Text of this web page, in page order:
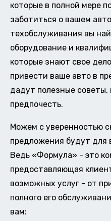
которые в полной мере
заботиться о вашем
техобслуживания вы
оборудование и
которые знают свое
привести ваше авто в
дадут полезные
предпочесть.
Можем с уверенностью
предложения будут для
Ведь «Формула» - это
предоставляющая
возможных услуг - от
полного его
вам: